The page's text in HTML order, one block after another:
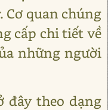
Cơ quan chúng
cấp chi tiết về
những người
đây theo dạng